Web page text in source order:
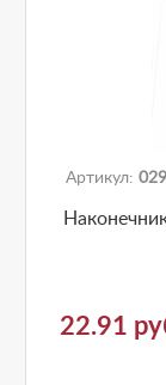
Артикул:
22.91